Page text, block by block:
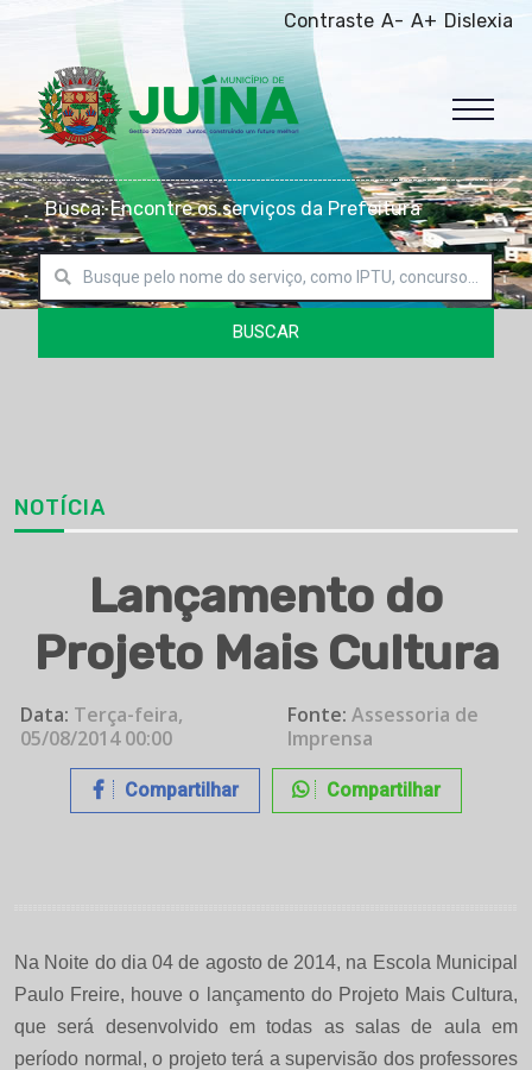
Contraste A- A+ Dislexia
Busca: Encontre os serviços da Prefeitura
BUSCAR
NOTÍCIA
Lançamento do
Projeto Mais Cultura
Data: Terça-feira,
05/08/2014 00:00
Fonte: Assessoria de
Imprensa
Compartilhar Compartilhar
Na Noite do dia 04 de agosto de 2014, na Escola Municipal
Paulo Freire, houve o lançamento do Projeto Mais Cultura,
que será desenvolvido em todas as salas de aula em
período normal, o projeto terá a supervisão dos professores